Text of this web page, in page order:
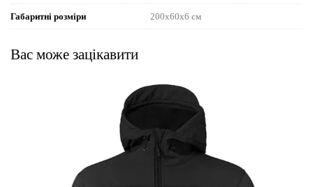
Габаритні розміри 200х60х6 см
Вас може зацікавити